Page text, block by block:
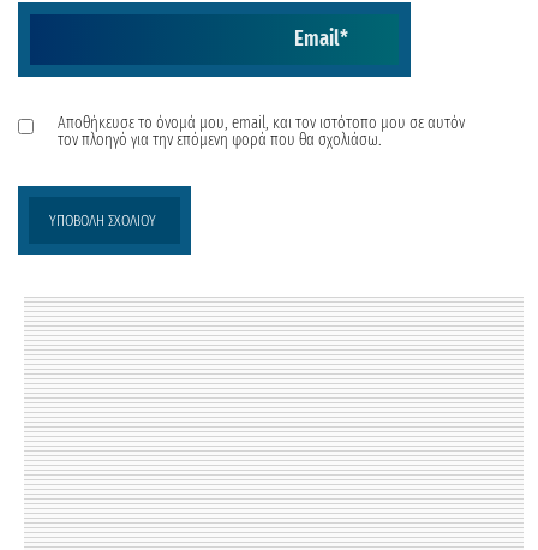
Email*
Αποθήκευσε το όνομά μου, email, και τον ιστότοπο μου σε αυτόν
τον πλοηγό για την επόμενη φορά που θα σχολιάσω.